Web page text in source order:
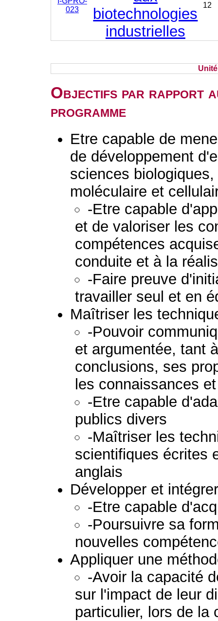
023
biotechnologies
industrielles
12
Objectifs par rapport
programme
Etre capable de
de développement
sciences
moléculaire et
-Etre capable
et de valoriser les
compétences
conduite et à la
-Faire preuve
travailler seul et en
Maîtriser les
-Pouvoir
et argumentée, tant
conclusions, ses
les connaissances
-Etre capable
publics divers
-Maîtriser les
scientifiques écrites
anglais
Développer et
-Etre capable
-Poursuivre sa
nouvelles
Appliquer une
-Avoir la capacité
sur l'impact de leur
particulier, lors de la